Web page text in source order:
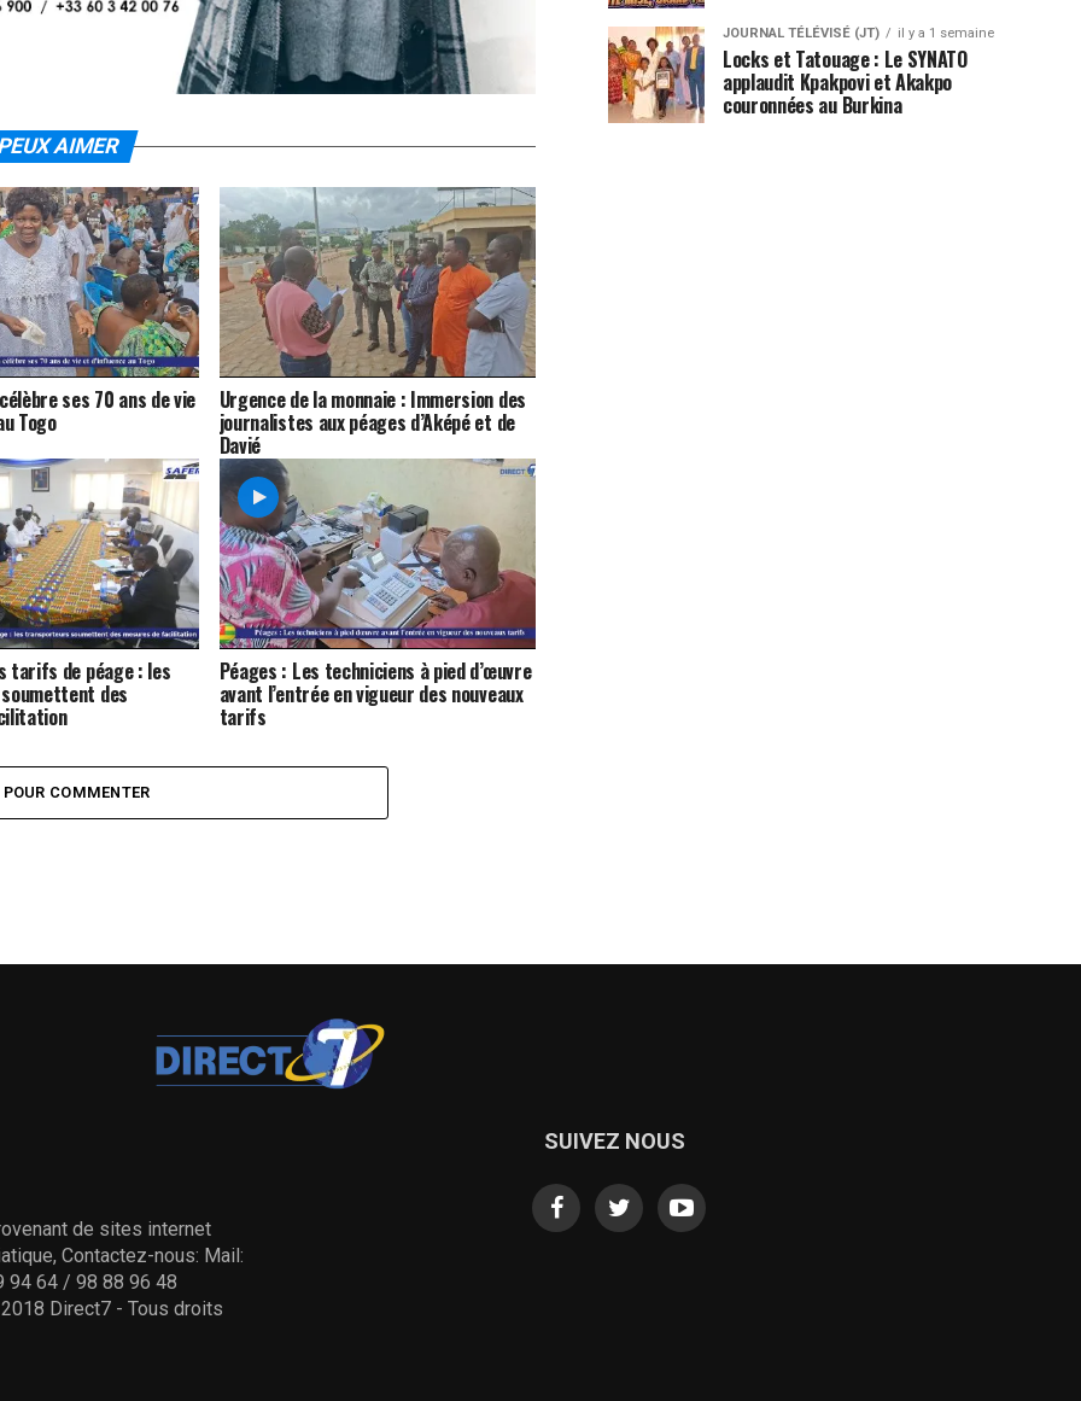
AIMER
ses 70 ans de vie
Togo
Urgence de la monnaie : Immersion des
journalistes aux péages d’Aképé et de
Davié
tarifs de péage : les
des
Péages : Les techniciens à pied d’œuvre
avant l’entrée en vigueur des nouveaux
tarifs
COMMENTER
JOURNAL TÉLÉVISÉ (JT) il y a 1 semaine
Locks et Tatouage : Le SYNATO
applaudit Kpakpovi et Akakpo
couronnées au Burkina
de sites internet
Contactez-nous: Mail:
94 64 / 98 88 96 48
Direct7 - Tous droits
SUIVEZ NOUS